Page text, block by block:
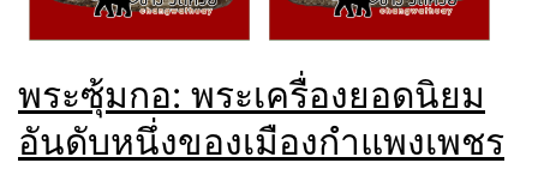
พระซุ้มกอ: พระเครื่องยอดนิยม
อันดับหนึ่งของเมืองกำแพงเพชร